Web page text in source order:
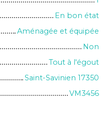
En bon état
Aménagée et équipée
Non
Tout à l'égout
Saint-Savinien 17350
VM3456